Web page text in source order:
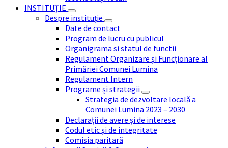
INSTITUȚIE
Despre instituție
Date de contact
Program de lucru cu publicul
Organigrama si statul de functii
Regulament Organizare și Funcționare al
Primăriei Comunei Lumina
Regulament Intern
Programe și strategii
Strategia de dezvoltare locală a
Comunei Lumina 2023 – 2030
Declarații de avere și de interese
Codul etic și de integritate
Comisia paritară